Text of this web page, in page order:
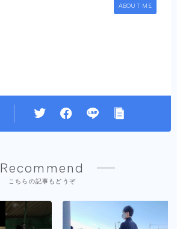
ABOUT ME
Recommend
こちらの記事もどうぞ